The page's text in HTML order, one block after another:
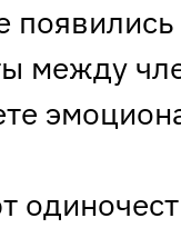
между